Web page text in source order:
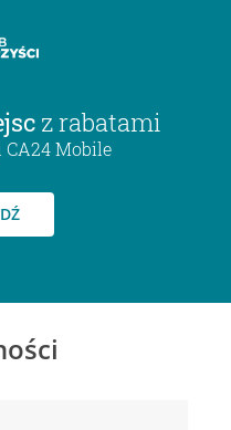
z rabatami
Mobile